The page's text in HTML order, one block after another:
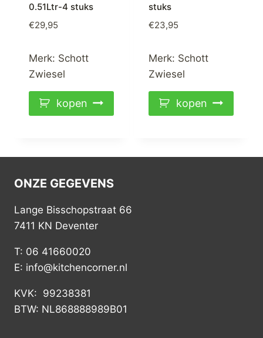
0.51Ltr-4 stuks
€29,95
Merk: Schott
Zwiesel
kopen
stuks
€23,95
Merk: Schott
Zwiesel
kopen
ONZE GEGEVENS
Lange Bisschopstraat 66
7411 KN Deventer
T: 06 41660020
E: info@kitchencorner.nl
KVK: 99238381
BTW: NL868888989B01